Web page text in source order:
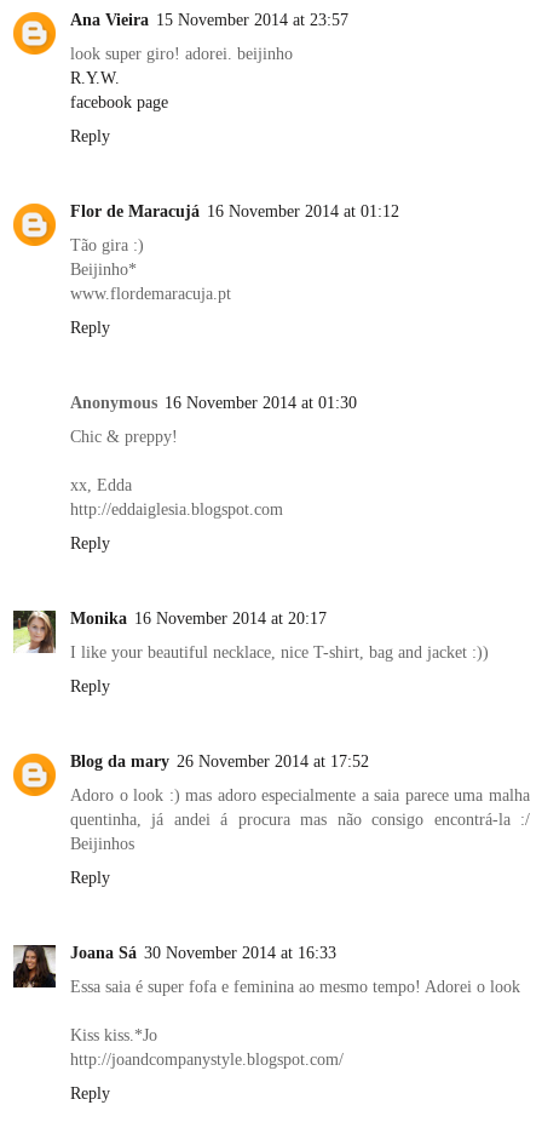
Ana Vieira 15 November 2014 at 23:57
look super giro! adorei. beijinho
R.Y.W.
facebook page
Reply
Flor de Maracujá 16 November 2014 at 01:12
Tão gira :)
Beijinho*
www.flordemaracuja.pt
Reply
Anonymous 16 November 2014 at 01:30
Chic & preppy!
xx, Edda
http://eddaiglesia.blogspot.com
Reply
Monika 16 November 2014 at 20:17
I like your beautiful necklace, nice T-shirt, bag and jacket :))
Reply
Blog da mary 26 November 2014 at 17:52
Adoro o look :) mas adoro especialmente a saia parece uma malha
quentinha, já andei á procura mas não consigo encontrá-la :/
Beijinhos
Reply
Joana Sá 30 November 2014 at 16:33
Essa saia é super fofa e feminina ao mesmo tempo! Adorei o look
Kiss kiss.*Jo
http://joandcompanystyle.blogspot.com/
Reply